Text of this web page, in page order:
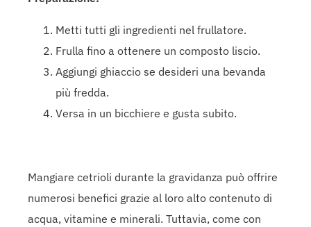
Metti tutti gli ingredienti nel frullatore.
Frulla fino a ottenere un composto liscio.
Aggiungi ghiaccio se desideri una bevanda
più fredda.
Versa in un bicchiere e gusta subito.
Mangiare cetrioli durante la gravidanza può offrire
numerosi benefici grazie al loro alto contenuto di
acqua, vitamine e minerali. Tuttavia, come con